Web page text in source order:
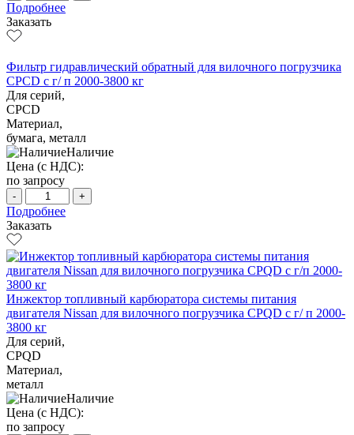
Подробнее
Заказать
Фильтр гидравлический обратный для вилочного погрузчика
CPCD с г/ п 2000-3800 кг
Для серий,
CPCD
Материал,
бумага, металл
Наличие
Цена (с НДС):
по запросу
- +
Подробнее
Заказать
Инжектор топливный карбюратора системы питания
двигателя Nissan для вилочного погрузчика CPQD с г/ п 2000-
3800 кг
Для серий,
CPQD
Материал,
металл
Наличие
Цена (с НДС):
по запросу